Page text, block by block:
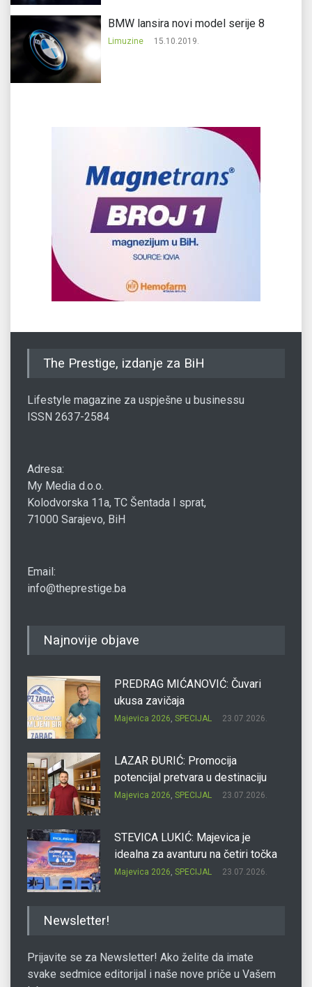
BMW lansira novi model serije 8
Limuzine 15.10.2019.
The Prestige, izdanje za BiH
Lifestyle magazine za uspješne u businessu
ISSN 2637-2584
Adresa:
My Media d.o.o.
Kolodvorska 11a, TC Šentada I sprat,
71000 Sarajevo, BiH
Email:
info@theprestige.ba
Najnovije objave
PREDRAG MIĆANOVIĆ: Čuvari
ukusa zavičaja
Majevica 2026, SPECIJAL 23.07.2026.
LAZAR ĐURIĆ: Promocija
potencijal pretvara u destinaciju
Majevica 2026, SPECIJAL 23.07.2026.
STEVICA LUKIĆ: Majevica je
idealna za avanturu na četiri točka
Majevica 2026, SPECIJAL 23.07.2026.
Newsletter!
Prijavite se za Newsletter! Ako želite da imate
svake sedmice editorijal i naše nove priče u Vašem